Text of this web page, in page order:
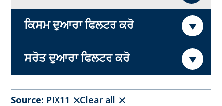
ਕਿਸਮ ਦੁਆਰਾ ਫਿਲਟਰ ਕਰੋ
ਸਰੋਤ ਦੁਆਰਾ ਫਿਲਟਰ ਕਰੋ
Source: PIX11 Clear all